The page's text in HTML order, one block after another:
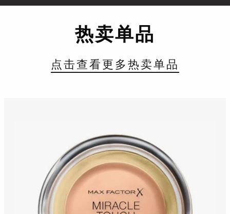
热卖单品
点击查看更多热卖单品